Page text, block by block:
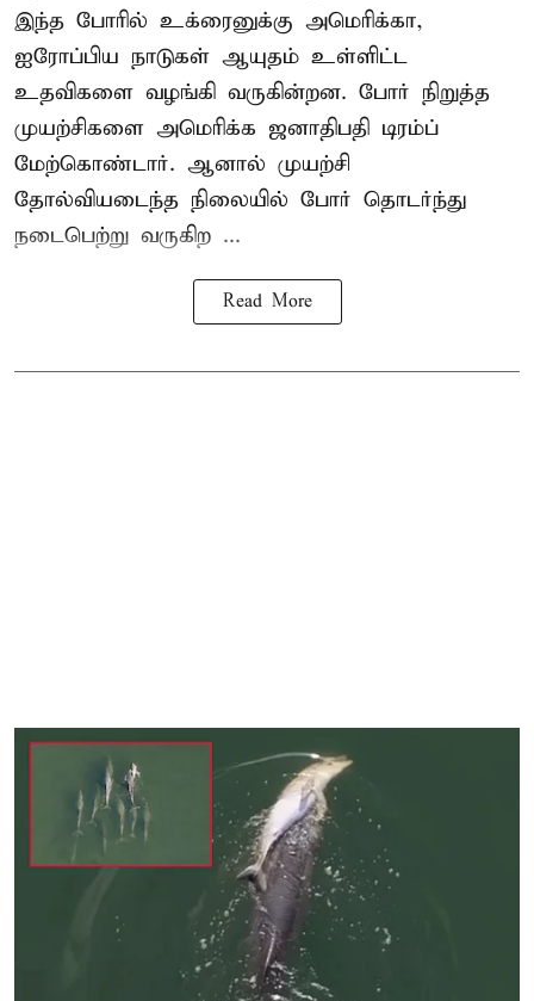
இந்த போரில் உக்ரைனுக்கு அமெரிக்கா,
ஐரோப்பிய நாடுகள் ஆயுதம் உள்ளிட்ட
உதவிகளை வழங்கி வருகின்றன. போர் நிறுத்த
முயற்சிகளை அமெரிக்க ஜனாதிபதி டிரம்ப்
மேற்கொண்டார். ஆனால் முயற்சி
தோல்வியடைந்த நிலையில் போர் தொடர்ந்து
நடைபெற்று வருகிற ...
Read More